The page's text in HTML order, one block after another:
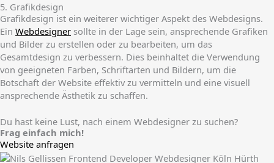
5. Grafikdesign
Grafikdesign ist ein weiterer wichtiger Aspekt des Webdesigns.
Ein Webdesigner sollte in der Lage sein, ansprechende Grafiken
und Bilder zu erstellen oder zu bearbeiten, um das
Gesamtdesign zu verbessern. Dies beinhaltet die Verwendung
von geeigneten Farben, Schriftarten und Bildern, um die
Botschaft der Website effektiv zu vermitteln und eine visuell
ansprechende Ästhetik zu schaffen.
Du hast keine Lust, nach einem Webdesigner zu suchen?
Frag einfach mich!
Website anfragen